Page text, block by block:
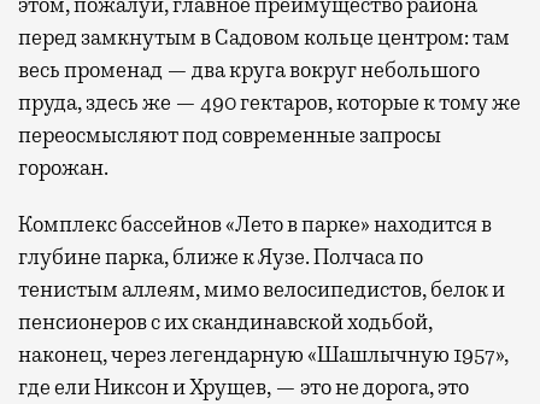
перед замкнутым в Садовом кольце центром: там
весь променад — два круга вокруг небольшого
пруда, здесь же — 490 гектаров, которые к тому же
переосмысляют под современные запросы
горожан.
Комплекс бассейнов «Лето в парке» находится в
глубине парка, ближе к Яузе. Полчаса по
тенистым аллеям, мимо велосипедистов, белок и
пенсионеров с их скандинавской ходьбой,
наконец, через легендарную «Шашлычную 1957»,
где ели Никсон и Хрущев, — это не дорога, это